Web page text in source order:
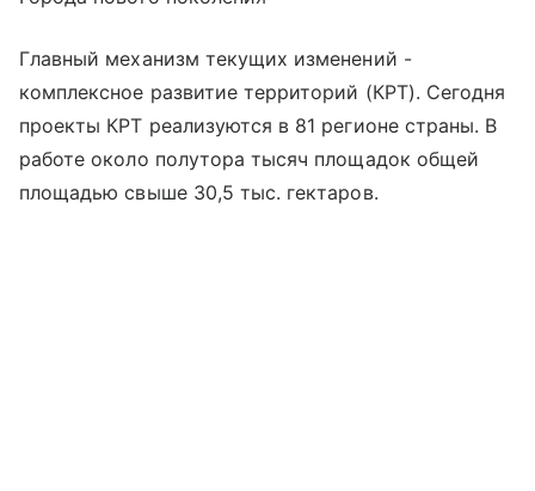
Главный механизм текущих изменений -
комплексное развитие территорий (КРТ). Сегодня
проекты КРТ реализуются в 81 регионе страны. В
работе около полутора тысяч площадок общей
площадью свыше 30,5 тыс. гектаров.